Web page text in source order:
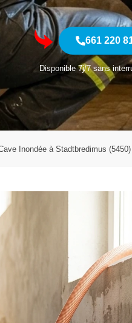
661 220
Disponible 7j/7 sans
Inondée à Stadtbredimus (5450)